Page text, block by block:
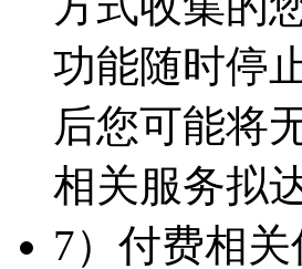
功能随时停
后您可能将
相关服务拟
7）付费相